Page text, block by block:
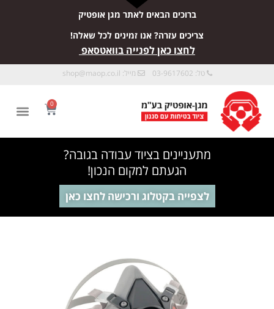
ברוכים הבאים לאתר מגן אופטיק
צריכים עזרה? אנו זמינים לכל שאלה!
לחצו כאן לפנייה בוואטסאפ
טל: 03-9617602 מייל: shop@maop.co.il
0
מתעניינים בציוד עבודה בגובה?
הגעתם למקום הנכון!
לצפייה בקטלוג ורכישה לחצו כאן